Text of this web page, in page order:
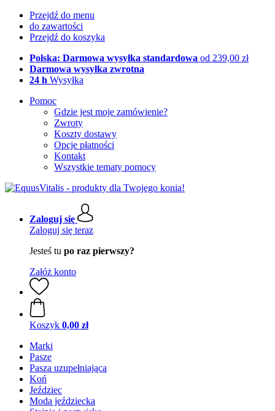
Przejdź do menu
do zawartości
Przejdź do koszyka
Polska: Darmowa wysyłka standardowa od 239,00 zł
Darmowa wysyłka zwrotna
24 h Wysyłka
Pomoc
Gdzie jest moje zamówienie?
Zwroty
Koszty dostawy
Opcje płatności
Kontakt
Wszystkie tematy pomocy
Zaloguj się
Zaloguj się teraz
Jesteś tu po raz pierwszy?
Załóż konto
Koszyk 0,00 zł
Marki
Pasze
Pasza uzupełniająca
Koń
Jeździec
Moda jeździecka